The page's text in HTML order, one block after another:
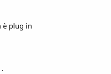
è plug in
.